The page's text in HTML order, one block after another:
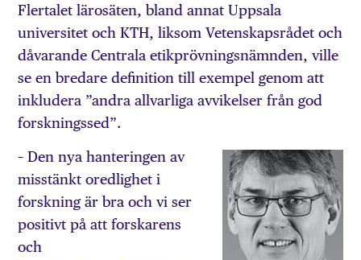
Flertalet lärosäten, bland annat Uppsala
universitet och KTH, liksom Vetenskapsrådet och
dåvarande Centrala etikprövningsnämnden, ville
se en bredare definition till exempel genom att
inkludera ”andra allvarliga avvikelser från god
forskningssed”.
– Den nya hanteringen av
misstänkt oredlighet i
forskning är bra och vi ser
positivt på att forskarens
och